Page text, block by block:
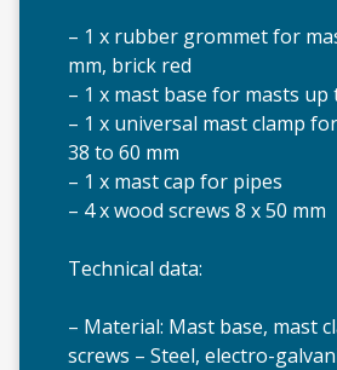
– 1 x rubber grommet for
mm, brick red
– 1 x mast base for masts up
– 1 x universal mast clamp
38 to 60 mm
– 1 x mast cap for pipes
– 4 x wood screws 8 x 50 mm
Technical data:
– Material: Mast base, mast
screws – Steel, electro-